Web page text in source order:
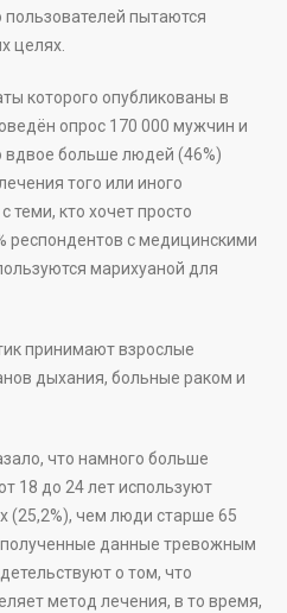
пытаются
целях.
которого опубликованы в
опрос 170 000 мужчин и
вдвое больше людей (46%)
того или иного
теми, кто хочет просто
респондентов с медицинскими
марихуаной для
принимают взрослые
дыхания, больные раком и
что намного больше
18 до 24 лет используют
(25,2%), чем люди старше 65
данные тревожным
о том, что
метод лечения, в то время,